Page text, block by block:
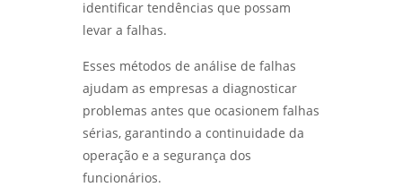
EFICÁCIA OPERACIONAL - LABMETAL
ANÁLISE METALOGRÁFICA DE METAIS:
DESCUBRA COMO ESSA TÉCNICA REVELA A
QUALIDADE DOS MATERIAIS - LABMETAL
ENSAIOS FÍSICOS MECÂNICOS: COMO
MATERIAIS - LABMETAL
identificar tendências que possam
levar a falhas.
Esses métodos de análise de falhas
ajudam as empresas a diagnosticar
problemas antes que ocasionem falhas
sérias, garantindo a continuidade da
operação e a segurança dos
funcionários.